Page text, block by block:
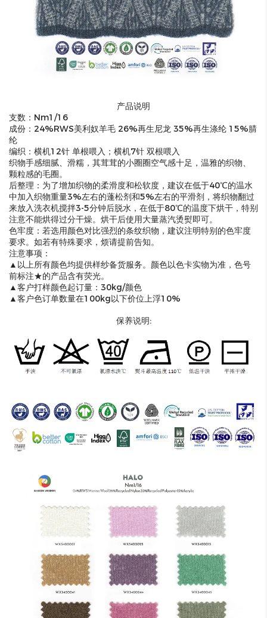
产品说明
支数：Nm1/16
成份：24%RWS美利奴羊毛 26%再生尼龙 35%再生涤纶 15%腈
纶
编织：横机12针 单根喂入；横机7针 双根喂入
织物手感细腻、滑糯，其茸茸的小圈圈空气感十足，温雅的织物、
颗粒感的毛圈。
后整理：为了增加织物的柔滑度和松软度，建议在低于40℃的温水
中加入织物重量3%左右的蓬松剂和5%左右的平滑剂，将织物翻过
来放入洗衣机搅拌3-5分钟后脱水，在低于80℃的温度下烘干，特别
注意不能烘得过分干燥。烘干后使用大量蒸汽烫熨即可。
色牢度：若选用颜色对比强烈的条纹织物，建议注明特别的色牢度
要求。如若有特殊要求，烦请提前告知。
注意事项：
▲以上所有颜色均提供样纱备货服务。颜色以色卡实物为准，色号
前标注★的产品含有荧光。
▲客户打样颜色起订量：30kg/颜色
▲客户色订单数量在100kg以下价位上浮10%
保养说明: